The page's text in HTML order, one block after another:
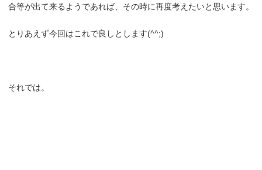
合等が出て来るようであれば、その時に再度考えたいと思います。
とりあえず今回はこれで良しとします(^^;)
それでは。